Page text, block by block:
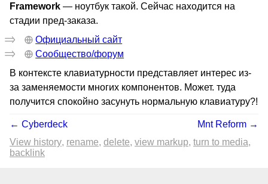
Framework — ноутбук такой. Сейчас находится на
стадии пред-заказа.
Официальный сайт
Сообщество/форум
В контексте клавиатурности представляет интерес из-
за заменяемости многих компонентов. Может. туда
получится спокойно засунуть нормальную клавиатуру?!
← Cyberdeck
Mnt Reform →
View history rename delete view markup turn to media
backlink